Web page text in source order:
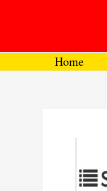
Home